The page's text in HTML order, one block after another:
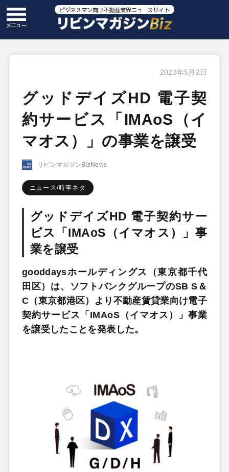
2023年5月2日
グッドデイズHD 電子契
約サービス「IMAoS（イ
マオス）」の事業を譲受
リビンマガジンBizNews
ニュース/時事ネタ
グッドデイズHD 電子契約サー
ビス「IMAoS（イマオス）」事
業を譲受
gooddaysホールディングス（東京都千代
田区）は、ソフトバンクグループのSB S＆
C（東京都港区）より不動産賃貸業向け電子
契約サービス「IMAoS（イマオス）」事業
を譲受したことを発表した。